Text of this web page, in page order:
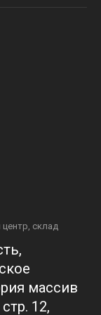
склад
массив
12,